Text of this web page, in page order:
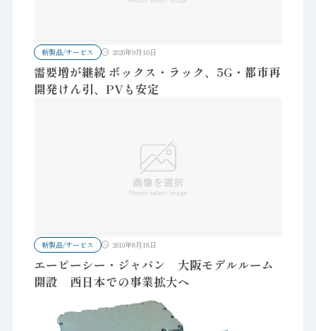
新製品/サービス 2020年9月16日
需要増が継続 ボックス・ラック、5G・都市再
開発けん引、PVも安定
新製品/サービス 2010年8月18日
エーピーシー・ジャパン 大阪モデルルーム
開設 西日本での事業拡大へ